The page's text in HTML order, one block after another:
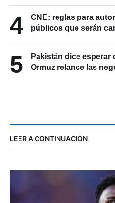
4
CNE: reglas para
públicos que serán
5
Pakistán dice esperar
Ormuz relance las
LEER A CONTINUACIÓN